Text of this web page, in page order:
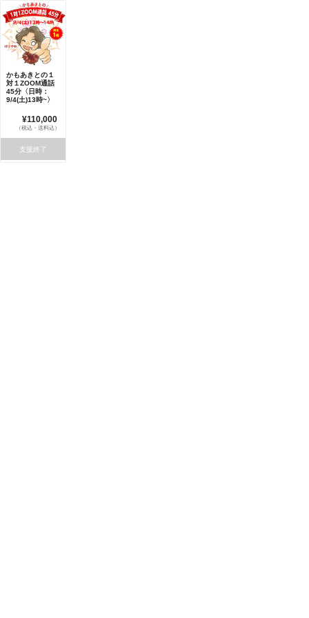
かもあきとの１
対１ZOOM通話
45分〈日時：
9/4(土)13時~〉
¥110,000
（税込・送料込）
支援終了